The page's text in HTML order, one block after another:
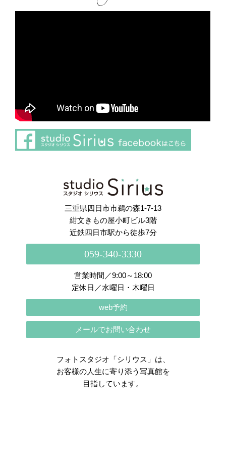
Instagram でフォロー
三重県四日市市鵜の森1-7-13
紺文きもの屋小町ビル3階
近鉄四日市駅から徒歩7分
059-340-3330
営業時間／9:00～18:00
定休日／水曜日・木曜日
web予約
メールでお問い合わせ
フォトスタジオ「シリウス」は、
お客様の人生に寄り添う写真館を
目指しています。